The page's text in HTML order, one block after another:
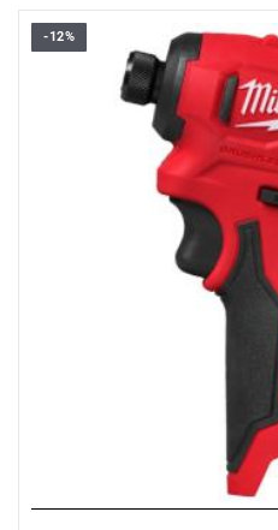
Kompaktowa zakrętarka
lekka i wyjątkowo poręczna
długości zaledwie 109 mm,
i wysoką wydajność pracy
-12%